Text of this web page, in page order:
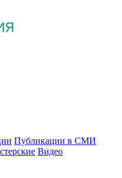
Публикации в СМИ
Видео